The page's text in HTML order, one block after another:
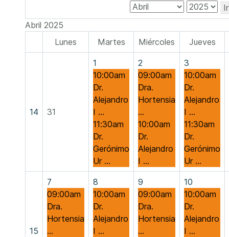
Abril 2025
Lunes
Martes Miércoles Jueves
14 31
1
10:00am
Dr.
Alejandro
I ...
11:30am
Dr.
Gerónimo
Ur ...
2
09:00am
Dra.
Hortensia
...
10:00am
Dr.
Alejandro
I ...
3
10:00am
Dr.
Alejandro
I ...
11:30am
Dr.
Gerónimo
Ur ...
15
7
09:00am
Dra.
Hortensia
...
8
10:00am
Dr.
Alejandro
I ...
9
09:00am
Dra.
Hortensia
...
10
10:00am
Dr.
Alejandro
I ...